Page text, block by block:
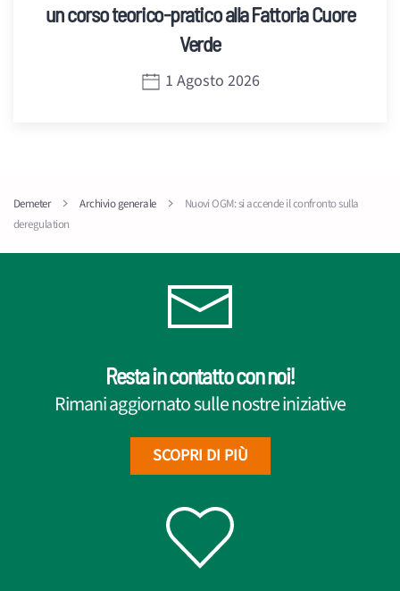
un corso teorico-pratico alla Fattoria Cuore
Verde
1 Agosto 2026
Demeter Archivio generale
Nuovi OGM: si accende il confronto sulla
deregulation
Resta in contatto con noi!
Rimani aggiornato sulle nostre iniziative
SCOPRI DI PIÙ